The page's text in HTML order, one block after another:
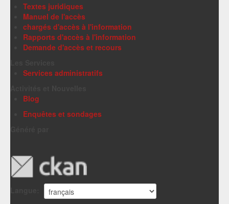
Textes juridiques
Manuel de l'accès
chargés d'accès à l'information
Rapports d'accès à l'information
Demande d'accès et recours
Services administratifs
Blog
Enquêtes et sondages